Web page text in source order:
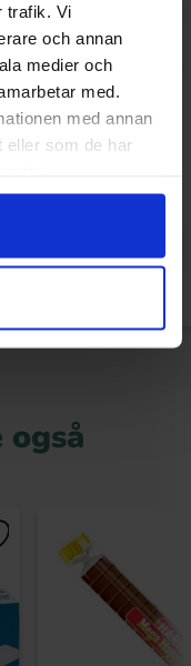
trafik. Vi
och annan
medier och
med.
med annan
eller som de harPändy Berry